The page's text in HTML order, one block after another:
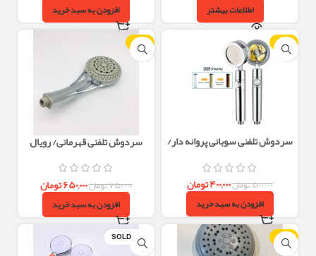
اطلاعات بیشتر افزودن به سبد خرید
-20%
سردوش تلفنی سوبانی پروانه دار/
۵۰۰,۰۰۰تومان۴۰۰,۰۰۰تومان
افزودن به سبد خرید
-13%
سردوش تلفنی قهرمانی/ رویال
۷۵۰,۰۰۰تومان۶۵۰,۰۰۰تومان
افزودن به سبد خرید
-14%
SOLD OUT